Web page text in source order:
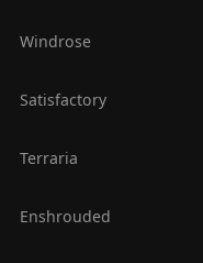
Windrose
Satisfactory
Terraria
Enshrouded